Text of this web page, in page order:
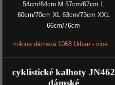
54cm/64cm M 57cm/67cm L
60cm/70cm XL 63cm/73cm XXL
66cm/76cm
mikina dámská 1068 Urban - vice...
cyklistické kalhoty JN462
dámské